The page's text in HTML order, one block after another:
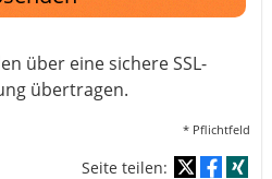
über eine sichere SSL-
übertragen.
* Pflichtfeld
Seite teilen: